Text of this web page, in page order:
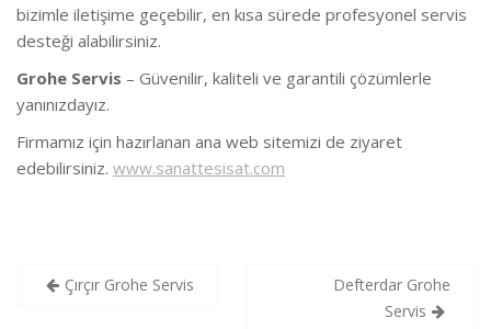
bizimle iletişime geçebilir, en kısa sürede profesyonel servis
desteği alabilirsiniz.
Grohe Servis – Güvenilir, kaliteli ve garantili çözümlerle
yanınızdayız.
Firmamız için hazırlanan ana web sitemizi de ziyaret
edebilirsiniz. www.sanattesisat.com
YazıÇırçır Grohe Servis
Defterdar Grohe
Servis